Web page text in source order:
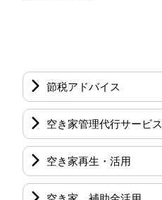
節税アドバイス
空き家管理代行サービス
空き家再生・活用